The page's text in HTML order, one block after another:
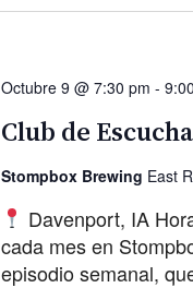
Octubre 9 @ 7:30 pm -
Club de
Stompbox Brewing East
Davenport, IA
cada mes en
episodio semanal,